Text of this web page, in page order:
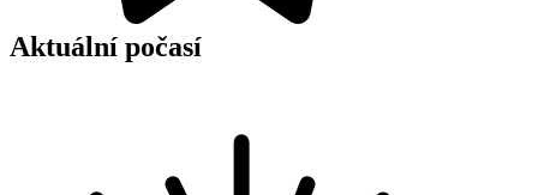
Aktuální počasí